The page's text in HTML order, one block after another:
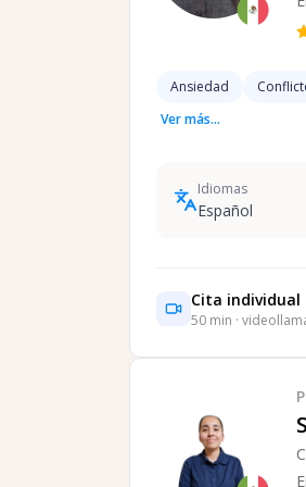
Ansiedad
Ver más...
Idiomas
Español
Cita individual
50 min ·